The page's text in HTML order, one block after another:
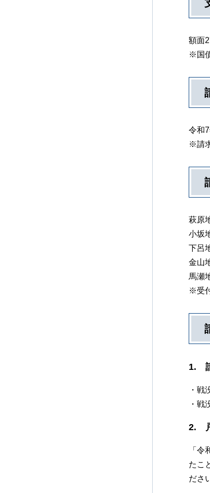
額面
※国
令和
※請
萩原
小坂
下呂
金山
馬瀬
※受
1.
・戦
・戦
2.
「
たこ
ださ